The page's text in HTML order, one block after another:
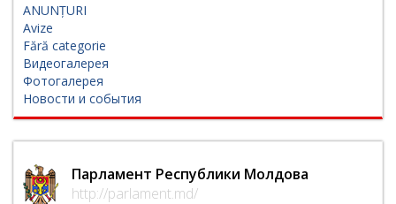
ANUNȚURI
Avize
Fără categorie
Видеогалерея
Фотогалерея
Новости и события
Парламент Республики Молдова
http://parlament.md/